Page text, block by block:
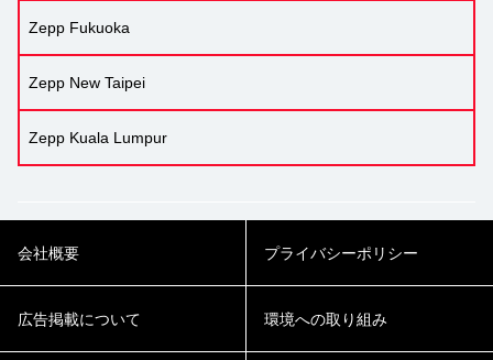
Zepp Fukuoka
Zepp New Taipei
Zepp Kuala Lumpur
会社概要 プライバシーポリシー
広告掲載について 環境への取り組み